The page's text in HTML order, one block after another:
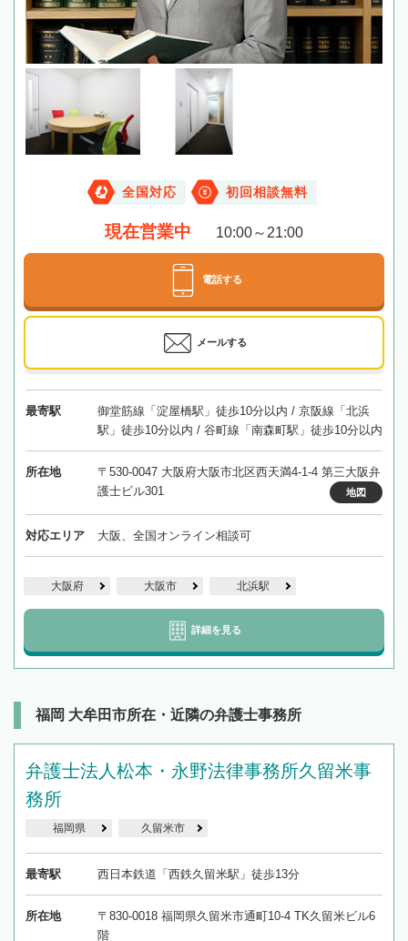
全国対応 初回相談無料
現在営業中 10:00～21:00
電話する
メールする
最寄駅
御堂筋線「淀屋橋駅」徒歩10分以内 / 京阪線「北浜
駅」徒歩10分以内 / 谷町線「南森町駅」徒歩10分以内
所在地
〒530-0047 大阪府大阪市北区西天満4-1-4 第三大阪弁
護士ビル301
地図
対応エリア 大阪、全国オンライン相談可
大阪府 大阪市 北浜駅
詳細を見る
福岡 大牟田市所在・近隣の弁護士事務所
弁護士法人松本・永野法律事務所久留米事
務所
福岡県 久留米市
最寄駅 西日本鉄道「西鉄久留米駅」徒歩13分
所在地
〒830-0018 福岡県久留米市通町10-4 TK久留米ビル6
階